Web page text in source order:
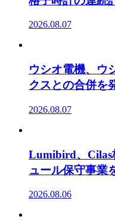
2026.08.07
ウシオ電機、ウ
クスとの合併を
2026.08.07
Lumibird、Cilas
ュール保守事業
2026.08.06